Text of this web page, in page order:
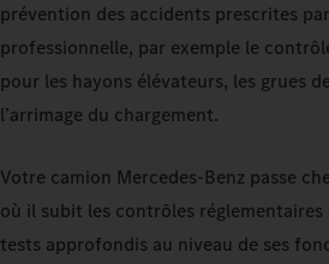
prévention des accidents prescrites
professionnelle, par exemple le
pour les hayons élévateurs, les grues
l’arrimage du chargement.
Votre camion Mercedes-Benz passe
où il subit les contrôles réglementaires
tests approfondis au niveau de ses